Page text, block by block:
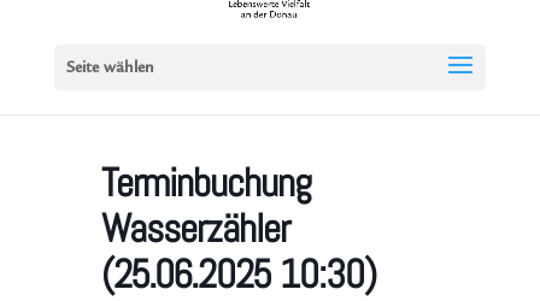
Seite wählen
Terminbuchung
Wasserzähler
(25.06.2025 10:30)